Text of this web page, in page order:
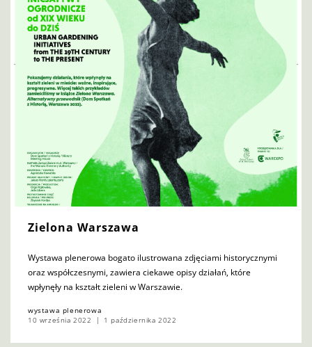
Zielona Warszawa
Wystawa plenerowa bogato ilustrowana zdjęciami historycznymi
oraz współczesnymi, zawiera ciekawe opisy działań, które
wpłynęły na kształt zieleni w Warszawie.
wystawa plenerowa
10 września 2022
1 października 2022